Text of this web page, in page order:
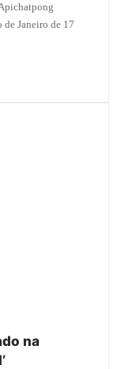
Janeiro de 17
na